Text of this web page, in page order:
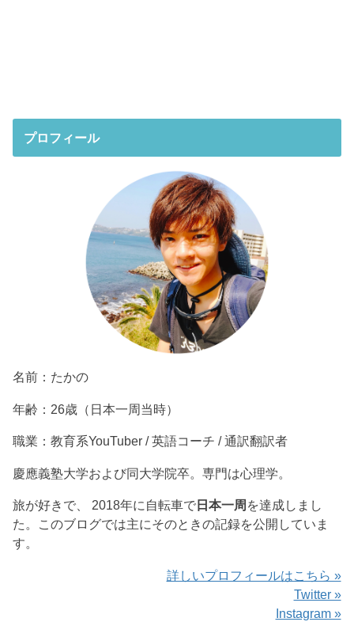
プロフィール
名前：たかの
年齢：26歳（日本一周当時）
職業：教育系YouTuber / 英語コーチ / 通訳翻訳者
慶應義塾大学および同大学院卒。専門は心理学。
旅が好きで、 2018年に自転車で日本一周 を達成しまし
た。このブログでは主にそのときの記録を公開していま
す。
詳しいプロフィールはこちら »
Twitter »
Instagram »